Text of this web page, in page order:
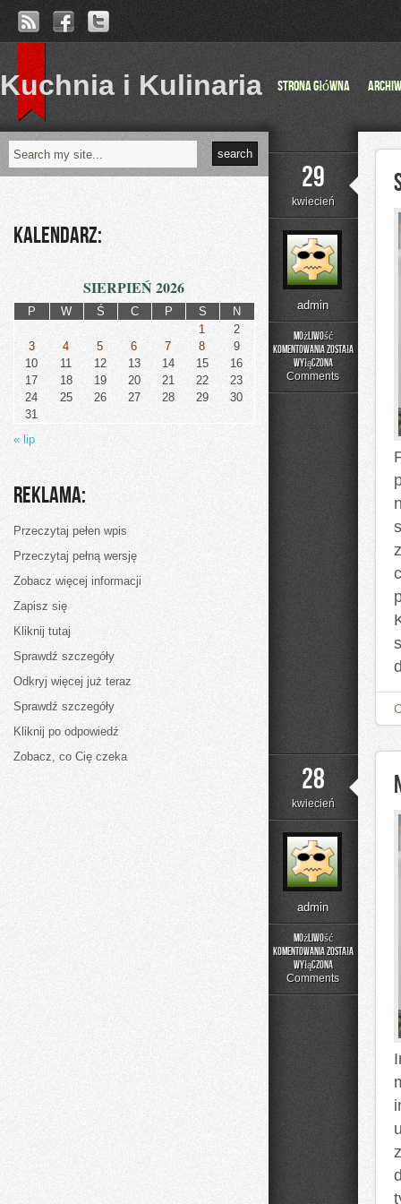
Kuchnia i Kulinaria Strona główna
29
kwiecień
admin
Możliwość
komentowania
Wyposażenie
została
wyłączona
Comments
28
kwiecień
admin
Możliwość
komentowania
Nowości
Trendy
została
wyłączona
Comments
Kalendarz:
SIERPIEŃ 2026
P W Ś C P S
N
1
2
3
4 5 6 7 8
9
10
11 12 13 14 15
16
17
18 19 20 21 22
23
24
25 26 27 28 29
30
31
« lip
Reklama:
Przeczytaj pełen wpis
Przeczytaj pełną wersję
Zobacz więcej informacji
Zapisz się
Kliknij tutaj
Sprawdź szczegóły
Odkryj więcej już teraz
Sprawdź szczegóły
Kliknij po odpowiedź
Zobacz, co Cię czeka